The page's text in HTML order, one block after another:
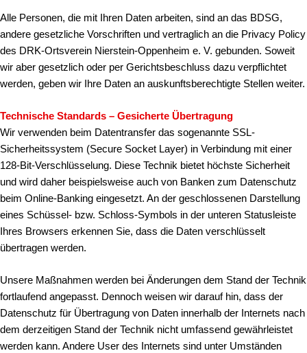
Alle Personen, die mit Ihren Daten arbeiten, sind an das BDSG,
andere gesetzliche Vorschriften und vertraglich an die Privacy Policy
des DRK-Ortsverein Nierstein-Oppenheim e. V. gebunden. Soweit
wir aber gesetzlich oder per Gerichtsbeschluss dazu verpflichtet
werden, geben wir Ihre Daten an auskunftsberechtigte Stellen weiter.
Technische Standards – Gesicherte Übertragung
Wir verwenden beim Datentransfer das sogenannte SSL-
Sicherheitssystem (Secure Socket Layer) in Verbindung mit einer
128-Bit-Verschlüsselung. Diese Technik bietet höchste Sicherheit
und wird daher beispielsweise auch von Banken zum Datenschutz
beim Online-Banking eingesetzt. An der geschlossenen Darstellung
eines Schüssel- bzw. Schloss-Symbols in der unteren Statusleiste
Ihres Browsers erkennen Sie, dass die Daten verschlüsselt
übertragen werden.
Unsere Maßnahmen werden bei Änderungen dem Stand der Technik
fortlaufend angepasst. Dennoch weisen wir darauf hin, dass der
Datenschutz für Übertragung von Daten innerhalb der Internets nach
dem derzeitigen Stand der Technik nicht umfassend gewährleistet
werden kann. Andere User des Internets sind unter Umständen